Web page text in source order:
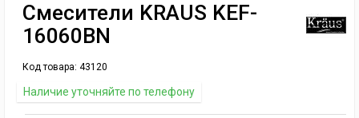
Смесители KRAUS KEF-
16060BN
Код товара: 43120
Наличие уточняйте по телефону